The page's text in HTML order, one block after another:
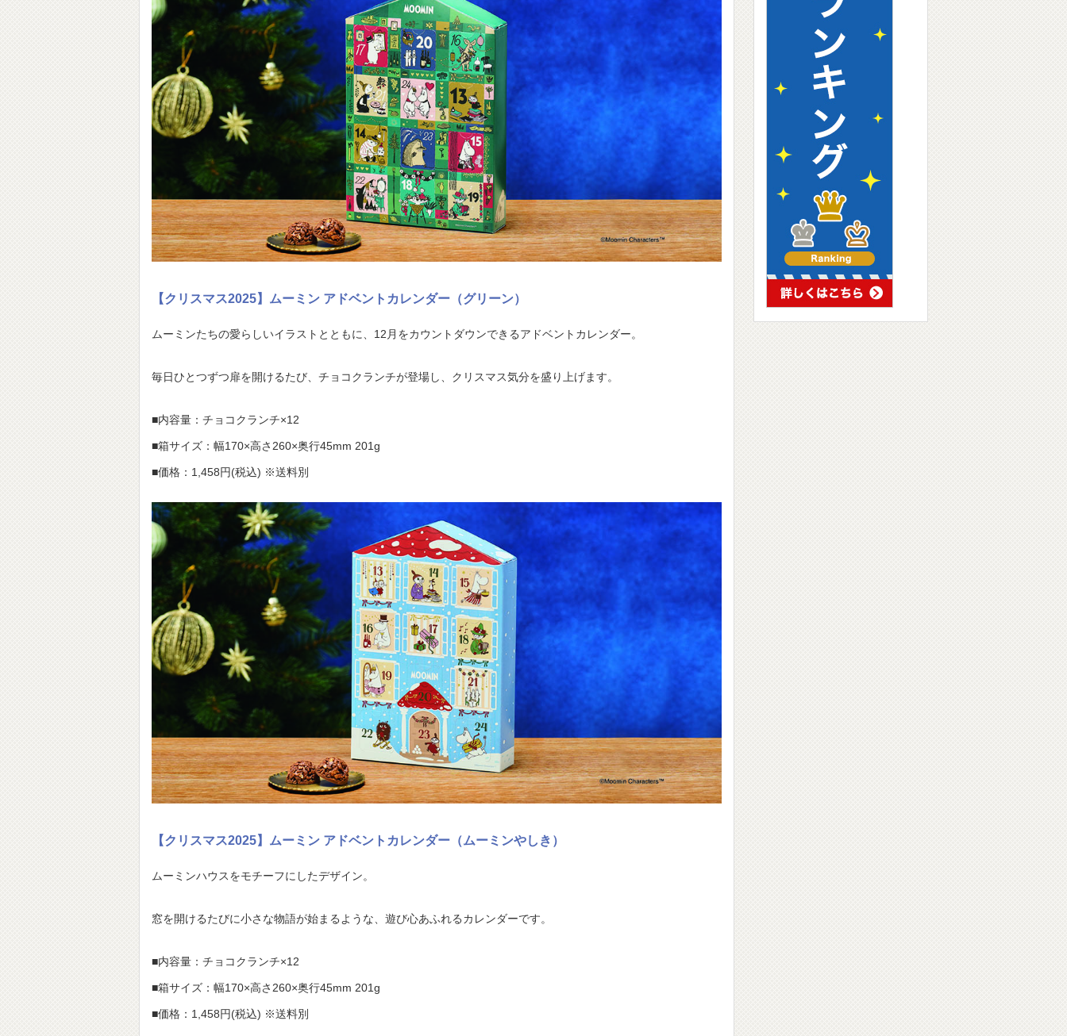
【クリスマス2025】ムーミン アドベントカレンダー（グリーン）
ムーミンたちの愛らしいイラストとともに、12月をカウントダウンできるアドベントカレンダー。
毎日ひとつずつ扉を開けるたび、チョコクランチが登場し、クリスマス気分を盛り上げます。
■内容量：チョコクランチ×12
■箱サイズ：幅170×高さ260×奥行45mm 201g
■価格：1,458円(税込) ※送料別
【クリスマス2025】ムーミン アドベントカレンダー（ムーミンやしき）
ムーミンハウスをモチーフにしたデザイン。
窓を開けるたびに小さな物語が始まるような、遊び心あふれるカレンダーです。
■内容量：チョコクランチ×12
■箱サイズ：幅170×高さ260×奥行45mm 201g
■価格：1,458円(税込) ※送料別